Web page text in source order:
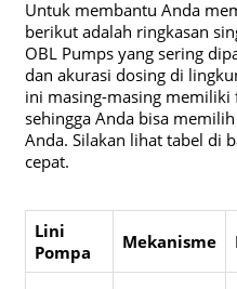
Untuk membantu Anda
berikut adalah ringkasan
OBL Pumps yang sering
dan akurasi dosing di
ini masing-masing memiliki
sehingga Anda bisa
Anda. Silakan lihat tabel di
cepat.
Lini
Pompa
Mekanisme